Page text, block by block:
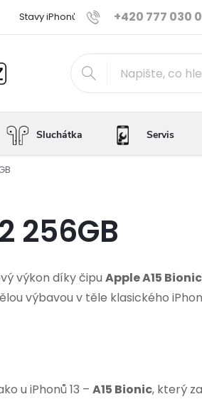
+420 777 030
Stavy iPhonů Ověřené iPhony
Sluchátka Servis
256GB
výkon díky čipu Apple A15 Bionic
výbavou v těle klasického
u iPhonů 13 – A15 Bionic, který